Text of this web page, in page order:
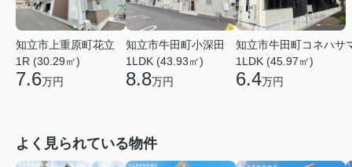
知立市上重原町花立
1R (30.29㎡)
7.6万円
知立市牛田町小深田
1LDK (43.93㎡)
8.8万円
知立市牛田町コネハサ
1LDK (45.97㎡)
6.4万円
よく見られている物件